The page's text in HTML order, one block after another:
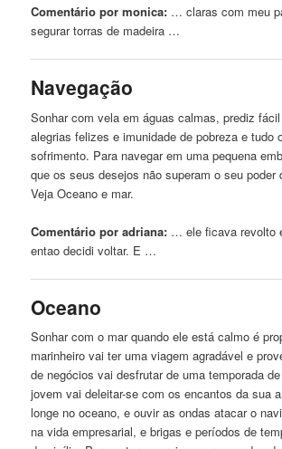
Comentário por monica: … claras com meu
segurar torras de madeira …
Navegação
Sonhar com vela emáguas calmas, prediz
alegrias felizese imunidade de pobrezae tudo
sofrimento. Para navegar em uma pequena
que os seus desejos não superam o seu poder
Veja Oceanoe mar.
Comentário por adriana: … ele ficava revolto
entao decidi voltar. E …
Oceano
Sonhar com o mar quando ele está calmo é
marinheiro vai ter uma viagem agradávele
de negócios vai desfrutar de uma temporada
jovem vai deleitar-se com os encantos da sua
longe no oceano,e ouvir as ondas atacar o
na vida empresarial,e brigase períodos de